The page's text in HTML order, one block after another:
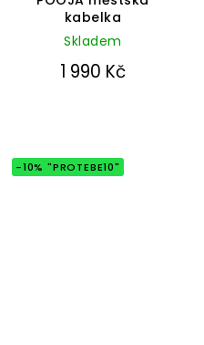
kabelka
produktu
je
5,0
5
Skladem
1 990 Kč
-10% "PROTEBE10"